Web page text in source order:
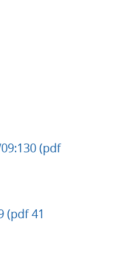
(pdf
(pdf 41